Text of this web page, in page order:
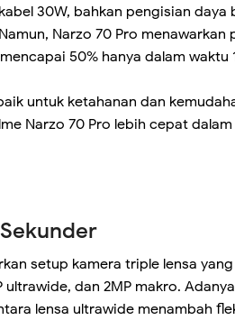
30W, bahkan pengisian daya
Narzo 70 Pro menawarkan
50% hanya dalam waktu
untuk ketahanan dan
Narzo 70 Pro lebih cepat
setup kamera triple lensa
ultrawide, dan 2MP makro.
lensa ultrawide menambah